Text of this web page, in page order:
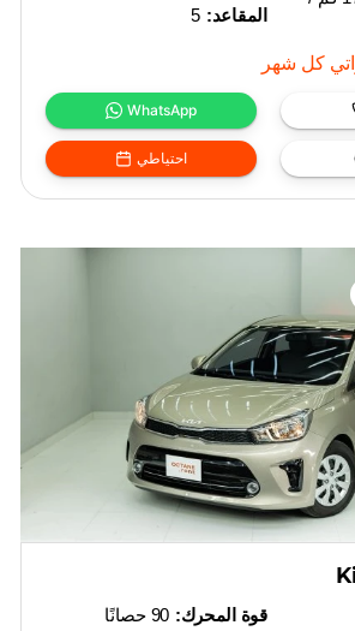
المقاعد: 5
كل شهر
WhatsApp
احتياطي
قوة المحرك: 90 حصانًا